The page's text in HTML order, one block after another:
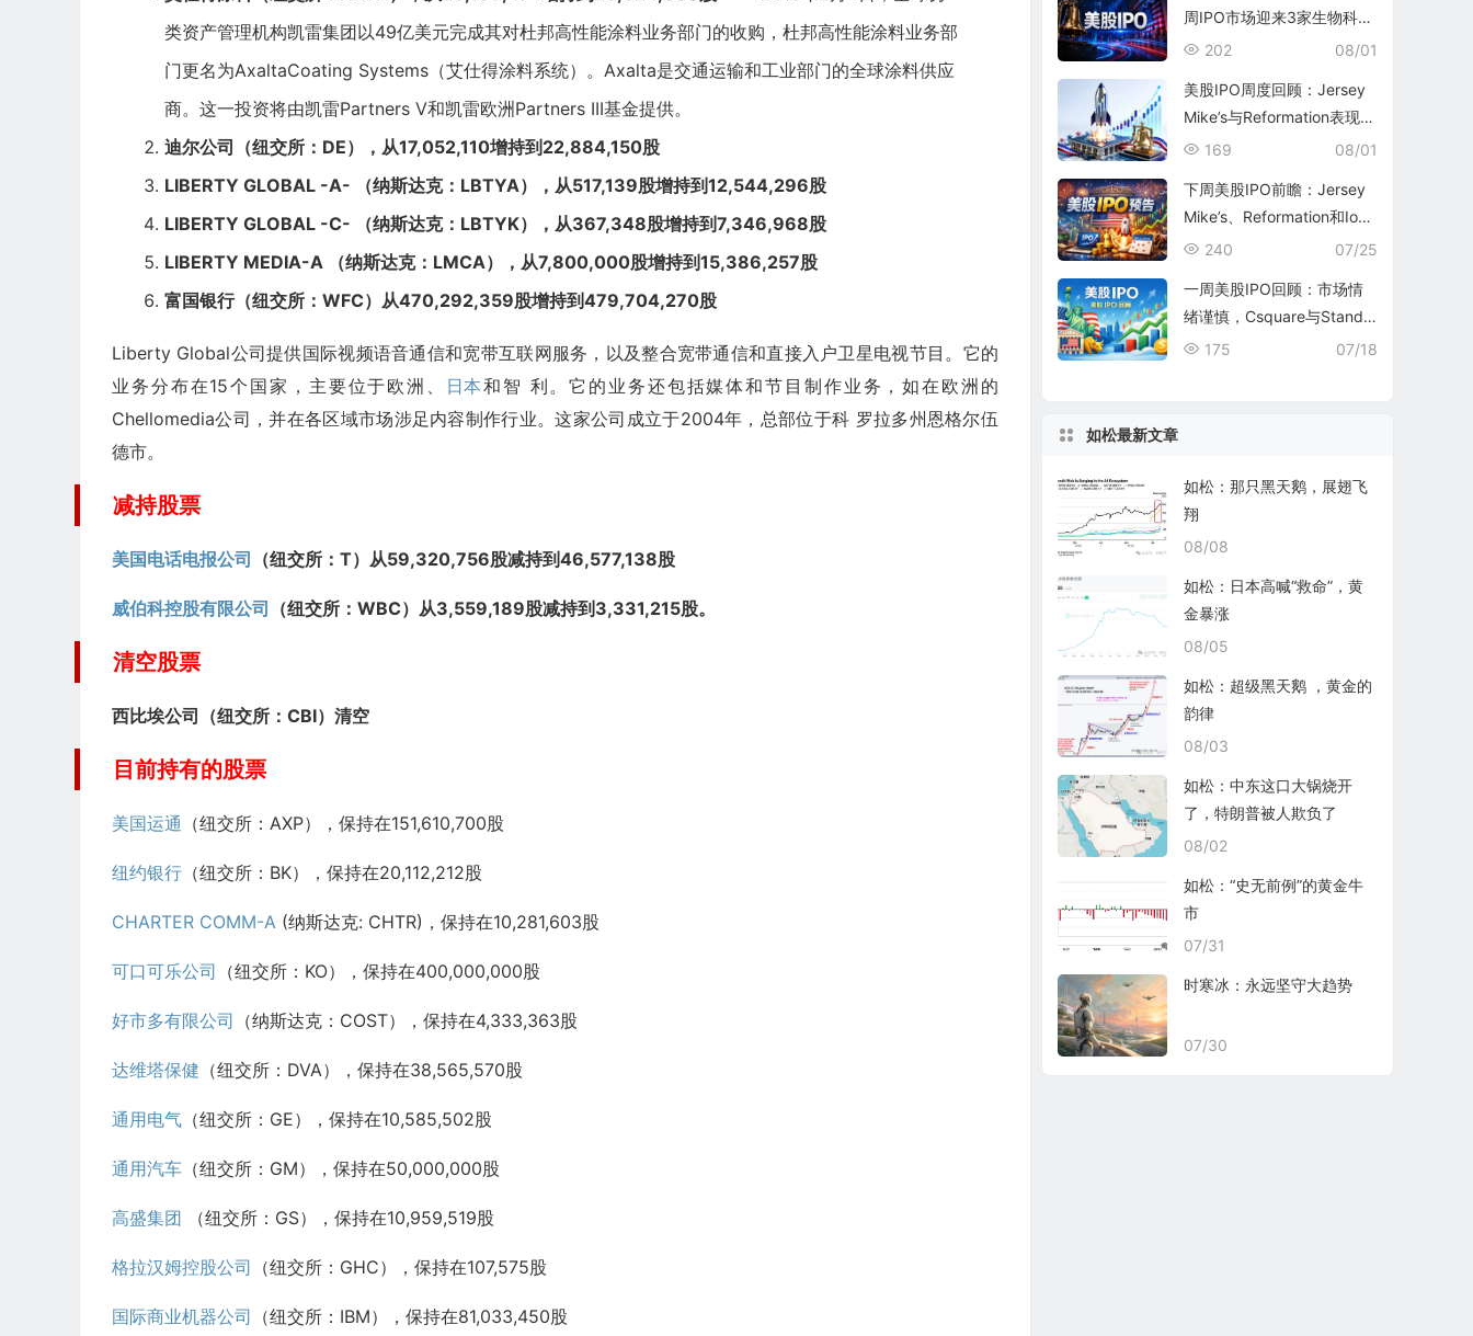
类资产管理机构凯雷集团以49亿美元完成其对杜邦高性能涂料业务部门的收购，杜邦高性能涂料业务部
门更名为AxaltaCoating Systems（艾仕得涂料系统）。Axalta是交通运输和工业部门的全球涂料供应
商。这一投资将由凯雷Partners V和凯雷欧洲Partners III基金提供。
迪尔公司 （纽交所：DE），从17,052,110增持到22,884,150股
LIBERTY GLOBAL -A- （纳斯达克：LBTYA），从517,139股增持到12,544,296股
LIBERTY GLOBAL -C- （纳斯达克：LBTYK），从367,348股增持到7,346,968股
LIBERTY MEDIA-A （纳斯达克：LMCA），从7,800,000股增持到15,386,257股
富国银行（纽交所：WFC）从470,292,359股增持到479,704,270股
Liberty Global公司提供国际视频语音通信和宽带互联网服务，以及整合宽带通信和直接入户卫星电视节目。它的
业务分布在15个国家，主要位于欧洲、 日本和智 利。它的业务还包括媒体和节目制作业务，如在欧洲的
Chellomedia公司，并在各区域市场涉足内容制作行业。这家公司成立于2004年，总部位于科 罗拉多州恩格尔伍
德市。
减持股票
美国电话电报公司 （纽交所：T）从59,320,756股减持到46,577,138股
威伯科控股有限公司 （纽交所：WBC）从3,559,189股减持到3,331,215股。
清空股票
西比埃公司（纽交所：CBI）清空
目前持有的股票
美国运通 （纽交所：AXP），保持在151,610,700股
纽约银行 （纽交所：BK），保持在20,112,212股
CHARTER COMM-A (纳斯达克: CHTR)，保持在10,281,603股
可口可乐公司 （纽交所：KO），保持在400,000,000股
好市多有限公司 （纳斯达克：COST），保持在4,333,363股
达维塔保健 （纽交所：DVA），保持在38,565,570股
通用电气 （纽交所：GE），保持在10,585,502股
通用汽车 （纽交所：GM），保持在50,000,000股
高盛集团 （纽交所：GS），保持在10,959,519股
格拉汉姆控股公司 （纽交所：GHC），保持在107,575股
国际商业机器公司 （纽交所：IBM），保持在81,033,450股
周IPO市场迎来3家生物科技
公司和1家银行
08/01
202
美股IPO周度回顾：Jersey
Mike’s与Reformation表现平
平
08/01
169
下周美股IPO前瞻：Jersey
Mike’s、Reformation和Ioni
c Digital将为7月收官
07/25
240
一周美股IPO回顾：市场情
绪谨慎，Csquare与Standa
rd Nuclear表现均不尽如人
07/18
175
如松最新文章
如松：那只黑天鹅，展翅飞
翔
08/08
如松：日本高喊“救命”，黄
金暴涨
08/05
如松：超级黑天鹅 ，黄金的
韵律
08/03
如松：中东这口大锅烧开
了，特朗普被人欺负了
08/02
如松：“史无前例”的黄金牛
市
07/31
时寒冰：永远坚守大趋势
07/30